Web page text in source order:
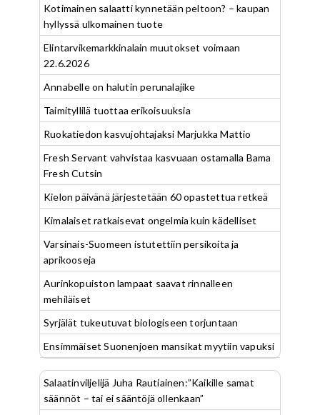
Kotimainen salaatti kynnetään peltoon? – kaupan
hyllyssä ulkomainen tuote
Elintarvikemarkkinalain muutokset voimaan
22.6.2026
Annabelle on halutin perunalajike
Taimityllilä tuottaa erikoisuuksia
Ruokatiedon kasvujohtajaksi Marjukka Mattio
Fresh Servant vahvistaa kasvuaan ostamalla Bama
Fresh Cutsin
Kielon päivänä järjestetään 60 opastettua retkeä
Kimalaiset ratkaisevat ongelmia kuin kädelliset
Varsinais-Suomeen istutettiin persikoita ja
aprikooseja
Aurinkopuiston lampaat saavat rinnalleen
mehiläiset
Syrjälät tukeutuvat biologiseen torjuntaan
Ensimmäiset Suonenjoen mansikat myytiin vapuksi
Salaatinviljelijä Juha Rautiainen:”Kaikille samat
säännöt – tai ei sääntöjä ollenkaan”